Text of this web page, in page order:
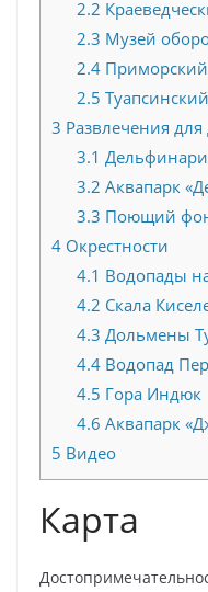
2.2
2.3 Музей
2.4Приморский
2.5
3 Развлечения для
3.1
3.2 Аквапарк
3.3 Поющий
4 Окрестности
4.1 Водопады
4.2 Скала
4.3 Дольмены
4.4Водопад
4.5 Гора Индюк
4.6 Аквапарк
5 Видео
Карта